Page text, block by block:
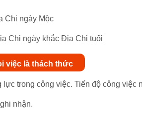
Chi ngày Mộc
Chi ngày khắc Địa Chi tuổi
việc là thách thức
trong công việc. Tiến độ công việc
nhận.